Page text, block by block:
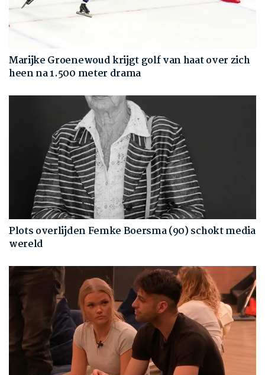
Marijke Groenewoud krijgt golf van haat over zich
heen na 1.500 meter drama
Plots overlijden Femke Boersma (90) schokt media
wereld